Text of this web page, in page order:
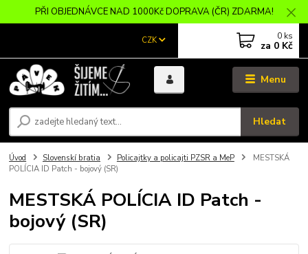
PŘI OBJEDNÁVCE NAD 1000Kč DOPRAVA (ČR) ZDARMA!
Menu
CZK
Hledat
0 ks
za 0 Kč
Úvod Slovenskí bratia Policajtky a policajti PZSR a MeP
MESTSKÁ
POLÍCIA ID Patch - bojový (SR)
MESTSKÁ POLÍCIA ID Patch -
bojový (SR)